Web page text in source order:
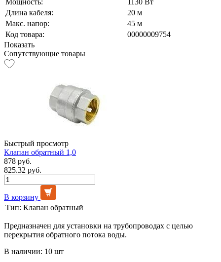
Длина кабеля:
20 м
Макс. напор:
45 м
Код товара:
00000009754
Показать
Сопутствующие товары
Быстрый просмотр
Клапан обратный 1,0
878 руб.
825.32 руб.
В корзину
Тип: Клапан обратный
Предназначен для установки на трубопроводах с целью
перекрытия обратного потока воды.
В наличии: 10 шт